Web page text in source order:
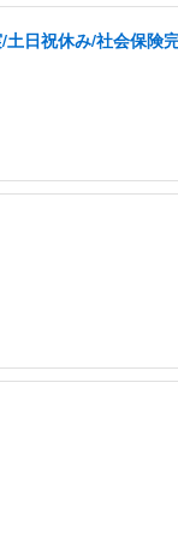
日祝休み/社会保険